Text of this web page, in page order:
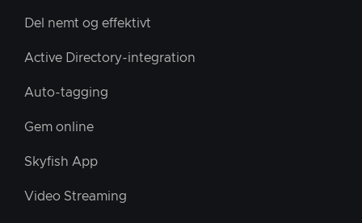
Del nemt og effektivt
Active Directory-integration
Auto-tagging
Gem online
Skyfish App
Video Streaming